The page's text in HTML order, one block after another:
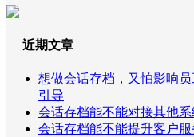
近期文章
想做会话存档，又怕影响
引导
会话存档能不能对接其他
会话存档能不能提升客户